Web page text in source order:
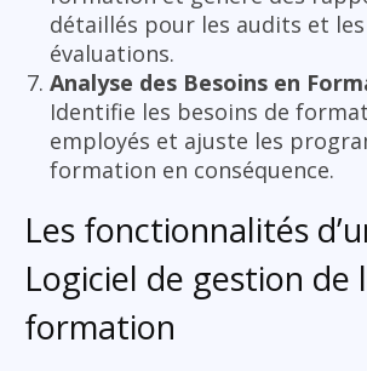
détaillés pour les audits et les
évaluations.
Analyse des Besoins en
Identifie les besoins de
employés et ajuste les
formation en conséquence.
Les fonctionnalités
Logiciel de gestion de
formation